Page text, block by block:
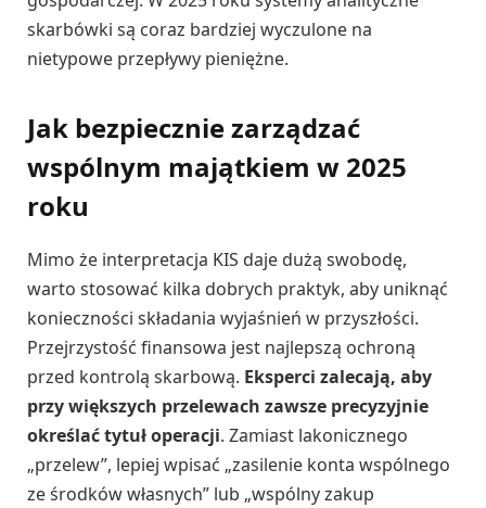
skarbówki są coraz bardziej wyczulone na
nietypowe przepływy pieniężne.
Jak bezpiecznie zarządzać
wspólnym majątkiem w 2025
roku
Mimo że interpretacja KIS daje dużą swobodę,
warto stosować kilka dobrych praktyk, aby uniknąć
konieczności składania wyjaśnień w przyszłości.
Przejrzystość finansowa jest najlepszą ochroną
przed kontrolą skarbową. Eksperci zalecają, aby
przy większych przelewach zawsze precyzyjnie
określać tytuł operacji. Zamiast lakonicznego
„przelew”, lepiej wpisać „zasilenie konta wspólnego
ze środków własnych” lub „wspólny zakup